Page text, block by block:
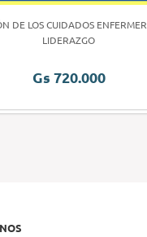
DE LOS CUIDADOS
LIDERAZGO
Gs 720.000